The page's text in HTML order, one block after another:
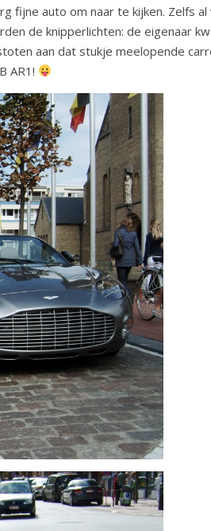
fijne auto om naar te kijken. Zelfs
de knipperlichten: de eigenaar
aan dat stukje meelopende
AR1!